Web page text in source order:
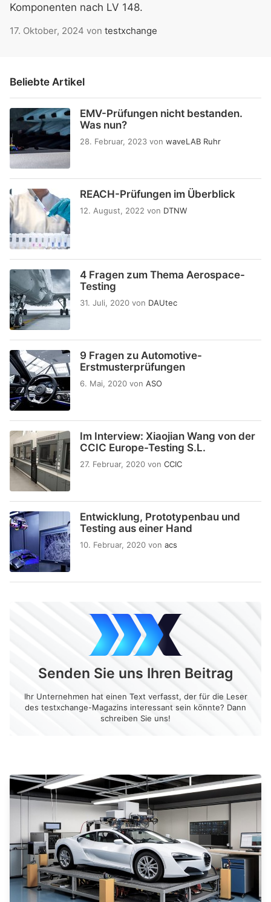
Komponenten nach LV 148.
17. Oktober, 2024 von testxchange
Beliebte Artikel
EMV-Prüfungen nicht bestanden.
Was nun?
28. Februar, 2023 von waveLAB Ruhr
REACH-Prüfungen im Überblick
12. August, 2022 von DTNW
4 Fragen zum Thema Aerospace-
Testing
31. Juli, 2020 von DAUtec
9 Fragen zu Automotive-
Erstmusterprüfungen
6. Mai, 2020 von ASO
Im Interview: Xiaojian Wang von der
CCIC Europe-Testing S.L.
27. Februar, 2020 von CCIC
Entwicklung, Prototypenbau und
Testing aus einer Hand
10. Februar, 2020 von acs
Senden Sie uns Ihren Beitrag
Ihr Unternehmen hat einen Text verfasst, der für die Leser
des testxchange-Magazins interessant sein könnte? Dann
schreiben Sie uns!